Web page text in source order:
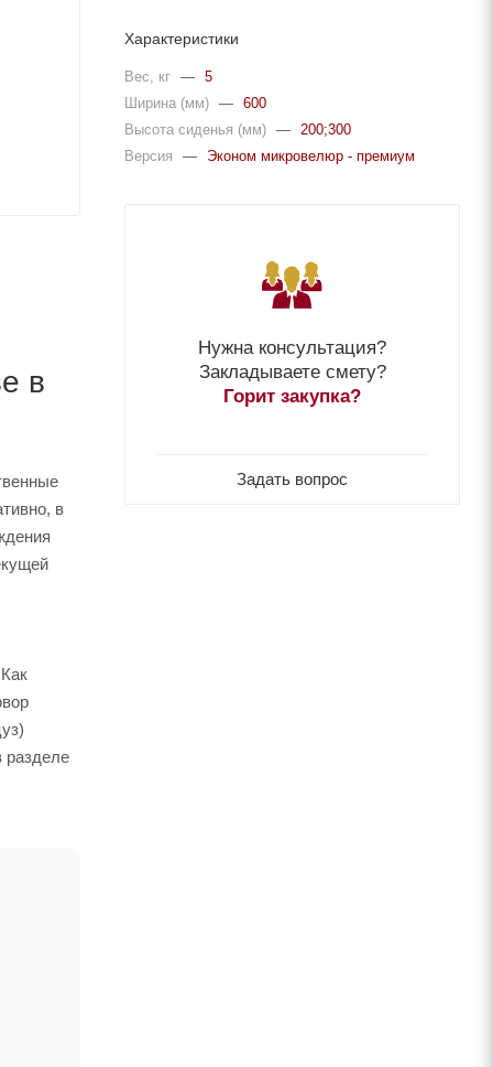
в
в
разделе
Эконом микровелюр - комфорт
Эконом микровелюр - премиум
Характеристики
Вес, кг — 5
Ширина (мм) — 600
Высота сиденья (мм) —
200;300
Версия
— Эконом микровелюр - премиум
Нужна консультация?
Закладываете смету?
Горит закупка?
Задать вопрос